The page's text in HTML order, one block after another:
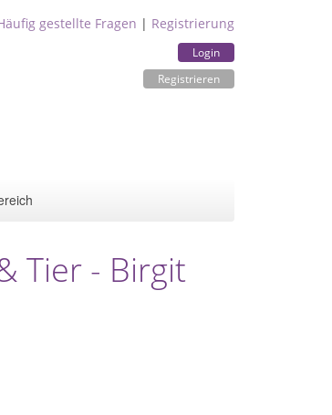
gestellte Fragen | Registrierung
Login
Registrieren
Tier - Birgit